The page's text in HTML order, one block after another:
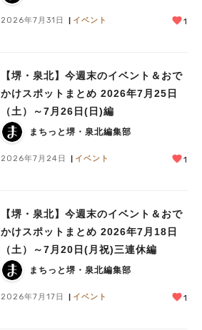
2026年7月31日 イベント 1
【堺・泉北】今週末のイベント＆おで
かけスポットまとめ 2026年7月25日
（土）～7月26日(日)編
まちっと堺・泉北編集部
2026年7月24日 イベント 1
【堺・泉北】今週末のイベント＆おで
かけスポットまとめ 2026年7月18日
（土）～7月20日(月祝)三連休編
まちっと堺・泉北編集部
2026年7月17日 イベント 1